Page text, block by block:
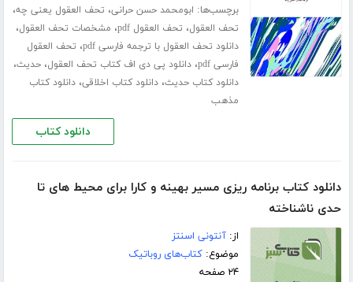
برچسب‌ها: ابومحمد حسن حرانی، تحف العقول یعنی چه،
تحف العقول، تحف العقول pdf ، مشخصات تحف العقول،
دانلود تحف العقول با ترجمه فارسی pdf ، تحف العقول
فارسی pdf
،دانلود پی دی اف کتاب تحف العقول،حدیث،
دانلود کتاب حدیث،دانلود کتاب اخلاقی،دانلود کتاب
مذهب
دانلود کتاب
دانلود کتاب برنامه ریزی مسیر بهینه و کارا برای محیط های تا
حدی ناشناخته
از:آنتونی اسنتز
موضوع:کتاب‌های روباتیک
۲۴ صفحه